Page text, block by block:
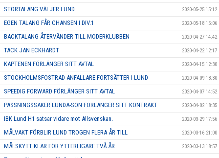
STORTALANG VÄLJER LUND 2020-05-25 15:12
EGEN TALANG FÅR CHANSEN I DIV.1 2020-05-18 15:06
BACKTALANG ÅTERVÄNDER TILL MODERKLUBBEN 2020-04-27 14:42
TACK JAN ECKHARDT 2020-04-22 12:17
KAPTENEN FÖRLÄNGER SITT AVTAL 2020-04-15 12:30
STOCKHOLMSFOSTRAD ANFALLARE FORTSÄTTER I LUND 2020-04-09 18:30
SPEEDIG FORWARD FÖRLÄNGER SITT AVTAL 2020-04-07 14:52
PASSNINGSSÄKER LUNDA-SON FÖRLÄNGER SITT KONTRAKT 2020-04-02 18:35
IBK Lund H1 satsar vidare mot Allsvenskan. 2020-03-29 17:56
MÅLVAKT FÖRBLIR LUND TROGEN FLERA ÅR TILL 2020-03-16 21:00
MÅLSKYTT KLAR FÖR YTTERLIGARE TVÅ ÅR 2020-03-13 18:57